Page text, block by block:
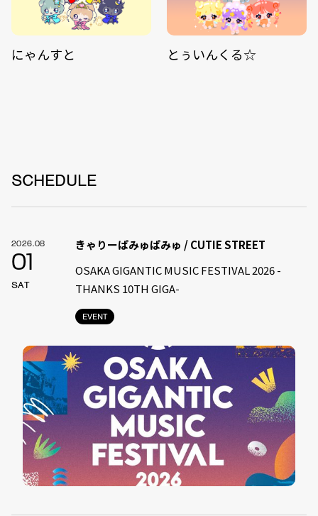
にゃんすと とぅいんくる☆
SCHEDULE
2026.08
01
SAT
EVENT
きゃりーぱみゅぱみゅ / CUTIE STREET
OSAKA GIGANTIC MUSIC FESTIVAL 2026 -
THANKS 10TH GIGA-